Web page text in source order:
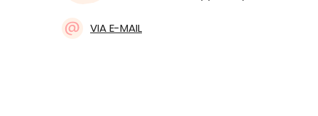
VIA E-MAIL